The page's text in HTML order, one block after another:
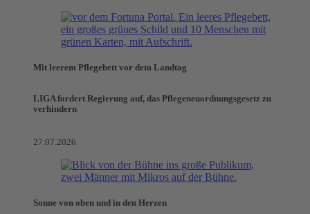
Mit leerem Pflegebett vor dem Landtag
LIGA fordert Regierung auf, das Pflegeneuordnungsgesetz zu
verhindern
27.07.2026
Sonne von oben und in den Herzen